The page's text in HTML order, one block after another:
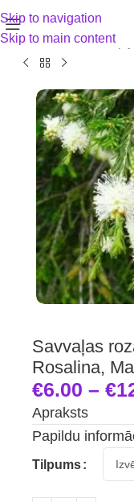
Skip to navigation
Skip to main content
Sākums
Savvaļas
Rosalina,
€6.00 – €
Apraksts
Papildu
Tilpums